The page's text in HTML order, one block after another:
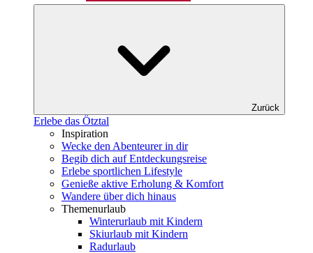
Zurück
Erlebe das Ötztal
Inspiration
Wecke den Abenteurer in dir
Begib dich auf Entdeckungsreise
Erlebe sportlichen Lifestyle
Genieße aktive Erholung & Komfort
Wandere über dich hinaus
Themenurlaub
Winterurlaub mit Kindern
Skiurlaub mit Kindern
Radurlaub